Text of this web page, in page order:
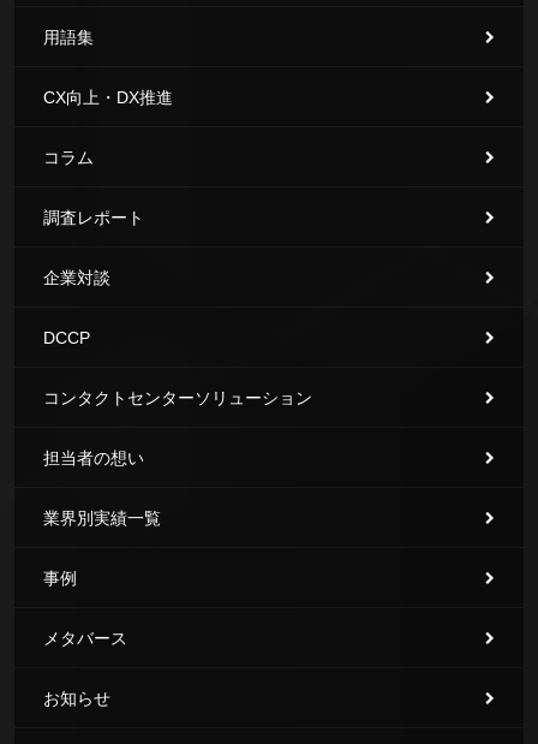
用語集
CX向上・DX推進
コラム
調査レポート
企業対談
DCCP
コンタクトセンターソリューション
担当者の想い
業界別実績一覧
事例
メタバース
お知らせ